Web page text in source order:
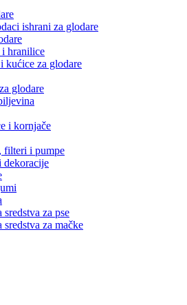
ishrani za glodare
hranilice
kućice za glodare
glodare
i kornjače
filteri i pumpe
dekoracije
za pse
za mačke